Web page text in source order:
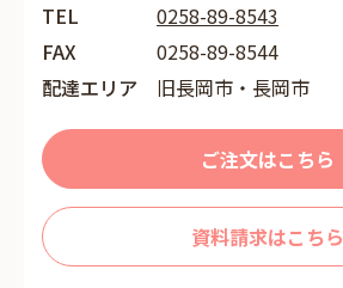
TEL
0258-89-8543
FAX
0258-89-8544
配達エリア
旧長岡市・長岡市
ご注文はこちら
資料請求はこちら